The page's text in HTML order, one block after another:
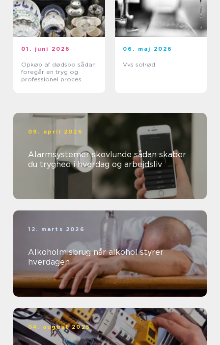
01. juni 2026
Opkøb af dødsbo sådan
foregår en tryg og
professionel proces
06. maj 2026
Vvs solrød
09. april 2026
Alarmsystemer skovlunde sådan skaber
du tryghed i hverdag og arbejdsliv
12. marts 2026
Alkoholmisbrug når alkohol styrer
hverdagen
04. august 2025